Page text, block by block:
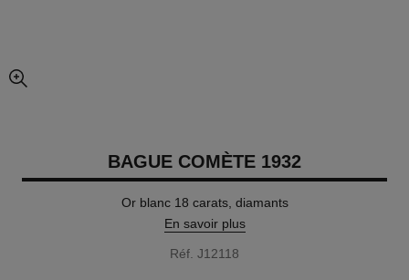
agrandissement
BAGUE COMÈTE 1932
Or blanc 18 carats, diamants
En savoir plus
Réf. J12118